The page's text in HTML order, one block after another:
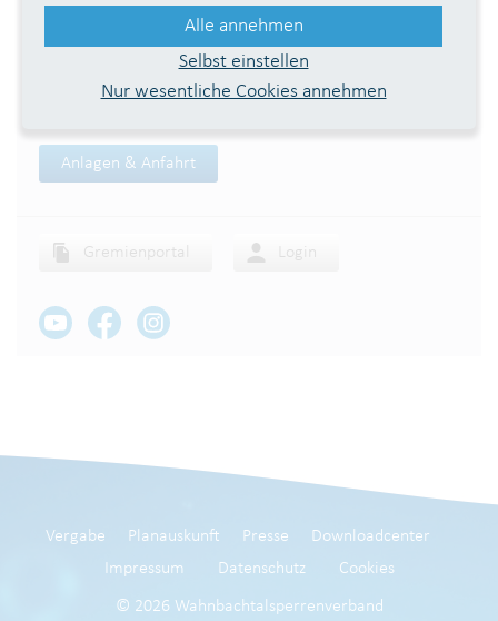
Wahnbachtalsperren­verband
Siegelsknippen
Anlagen & Anfahrt
Gremienportal Login
Vergabe Planauskunft Presse
Downloadcenter
Impressum
Datenschutz Cookies
© 2026 Wahnbachtalsperrenverband
Alle annehmen
Selbst einstellen
Nur wesentliche Cookies annehmen